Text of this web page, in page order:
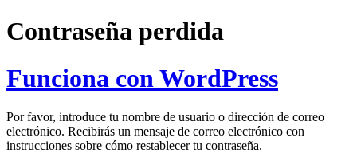
Contraseña perdida
Funciona con WordPress
Por favor, introduce tu nombre de usuario o dirección de correo
electrónico. Recibirás un mensaje de correo electrónico con
instrucciones sobre cómo restablecer tu contraseña.